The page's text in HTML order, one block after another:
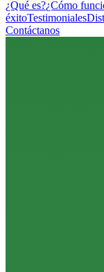
¿Qué es?¿Cómo
éxitoTestimoniales
Contáctanos